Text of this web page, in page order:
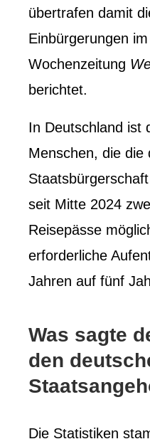
übertrafen damit
Einbürgerungen
Wochenzeitung
berichtet.
In Deutschland ist
Menschen, die die
seit Mitte 2024
Reisepässe
erforderliche
Jahren auf fünf
Was sagte
den
Die Statistiken